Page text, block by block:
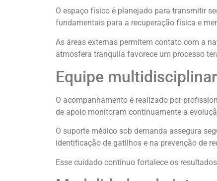
O espaço físico é planejado para transmitir
fundamentais para a recuperação física e
As áreas externas permitem contato com a
atmosfera tranquila favorece um processo
Equipe
O acompanhamento é realizado por
de apoio monitoram continuamente a
O suporte médico sob demanda assegura
identificação de gatilhos e na prevenção de
Esse cuidado contínuo fortalece os